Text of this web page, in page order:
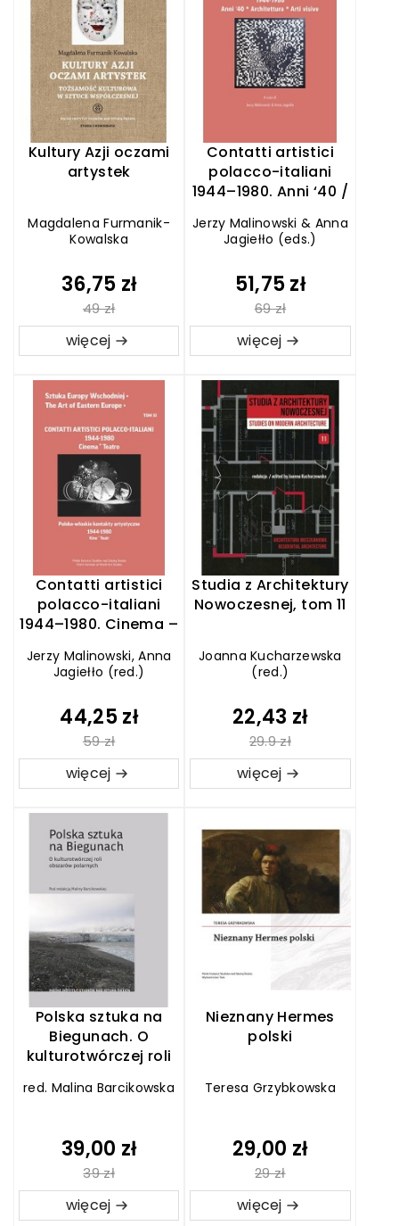
Kultury Azji oczami
artystek
Magdalena Furmanik-
Kowalska
36,75 zł
49 zł
więcej
Contatti artistici
polacco-italiani
1944–1980. Anni ‘40 /
visive
Jerzy Malinowski & Anna
Jagiełło (eds.)
51,75 zł
69 zł
więcej
Contatti artistici
polacco-italiani
1944–1980. Cinema –
Jerzy Malinowski, Anna
Jagiełło (red.)
44,25 zł
59 zł
więcej
Studia z Architektury
Nowoczesnej, tom 11
Joanna Kucharzewska
(red.)
22,43 zł
29.9 zł
więcej
Polska sztuka na
Biegunach. O
kulturotwórczej roli
red. Malina Barcikowska
39,00 zł
39 zł
więcej
Nieznany Hermes
polski
Teresa Grzybkowska
29,00 zł
29 zł
więcej